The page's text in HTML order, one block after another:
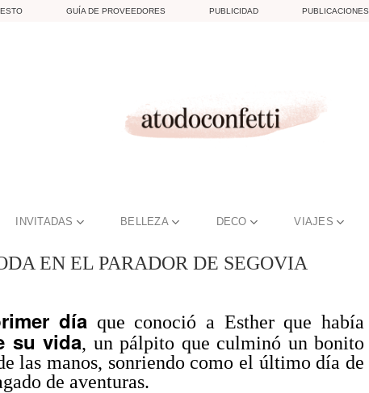
GUÍA DE PROVEEDORES PUBLICIDAD PUBLICACIONES
INVITADAS BELLEZA DECO VIAJES
EN EL PARADOR DE SEGOVIA
día que conoció a Esther que había
su vida, un pálpito que culminó un bonito
las manos, sonriendo como el último día de
de aventuras.